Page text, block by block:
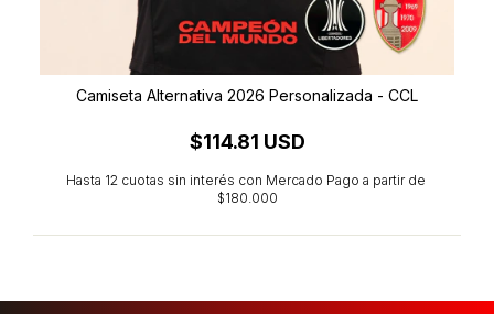
Camiseta Alternativa 2026 Personalizada - CCL
$114.81 USD